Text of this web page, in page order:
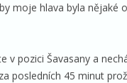
moje hlava byla nějaké
v pozici Šavasany a
posledních 45 minut